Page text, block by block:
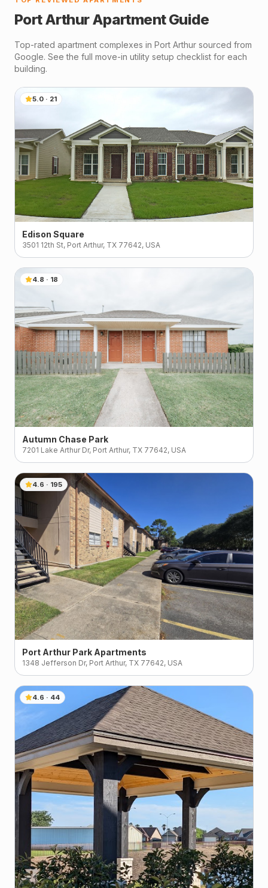
Port ArthurApartment Guide
Top-rated apartment complexes in Port Arthur sourced from
Google. See the full move-in utility setup checklist for each
building.
5.0 · 21
Edison Square
3501 12th St, Port Arthur, TX 77642, USA
4.8 · 18
Autumn Chase Park
7201 Lake Arthur Dr, Port Arthur, TX 77642, USA
4.6 · 195
Port Arthur Park Apartments
1348 Jefferson Dr, Port Arthur, TX 77642, USA
4.6 · 44